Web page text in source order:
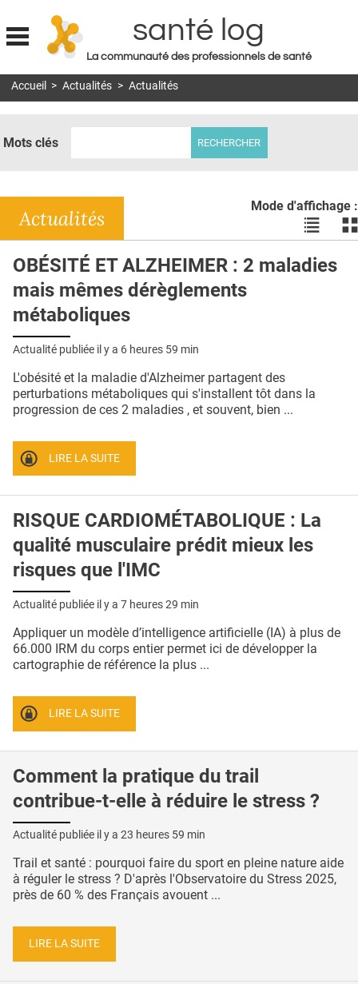
Jump to navigation
santé log
La communauté des professionnels de santé
MON COMPTE
DOSSIERS
RÉSEAUX
E-REVUE SAD
L'APP
PUBLICITÉ
CONTACT
Accueil > Actualités > Actualités
Mots clés
Mode d'affichage :
Voir
les
en
les
Actualités
OBÉSITÉ ET ALZHEIMER : 2 maladies
mais mêmes dérèglements
métaboliques
Actualité publiée il y a 6 heures 59 min
L'obésité et la maladie d'Alzheimer partagent des
perturbations métaboliques qui s'installent tôt dans la
progression de ces 2 maladies , et souvent, bien ...
LIRE LA SUITE
RISQUE CARDIOMÉTABOLIQUE : La
qualité musculaire prédit mieux les
risques que l'IMC
Actualité publiée il y a 7 heures 29 min
Appliquer un modèle d’intelligence artificielle (IA) à plus de
66.000 IRM du corps entier permet ici de développer la
cartographie de référence la plus ...
LIRE LA SUITE
Comment la pratique du trail
contribue-t-elle à réduire le stress ?
Actualité publiée il y a 23 heures 59 min
Trail et santé : pourquoi faire du sport en pleine nature aide
à réguler le stress ? D'après l'Observatoire du Stress 2025,
près de 60 % des Français avouent ...
LIRE LA SUITE